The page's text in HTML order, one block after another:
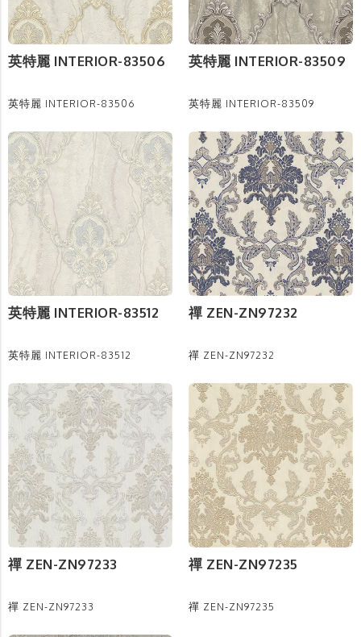
英特麗 INTERIOR-83506
英特麗 INTERIOR-83506
英特麗 INTERIOR-83509
英特麗 INTERIOR-83509
英特麗 INTERIOR-83512
英特麗 INTERIOR-83512
禪 ZEN-ZN97232
禪 ZEN-ZN97232
禪 ZEN-ZN97233
禪 ZEN-ZN97233
禪 ZEN-ZN97235
禪 ZEN-ZN97235